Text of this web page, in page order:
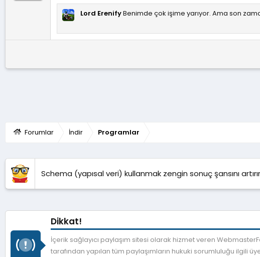
ı
ı
Lord ErenifyBenimde çok işime yarıyor. Ama son
Forumlar İndir Programlar
Schema (yapısal veri) kullanmak zengin sonuç şansını
Dikkat!
İçerik sağlayıcı paylaşım sitesi olarak hizmet veren
tarafından yapılan tüm paylaşımların hukuki sorumluluğu ilgili